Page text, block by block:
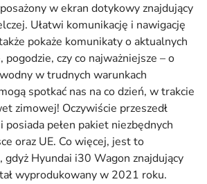
w ekran dotykowy znajdujący
Ułatwi komunikację i nawigację
pokaże komunikaty o aktualnych
pogodzie, czy co najważniejsze – o
w trudnych warunkach
spotkać nas na co dzień, w trakcie
zimowej! Oczywiście przeszedł
pełen pakiet niezbędnych
oraz UE. Co więcej, jest to
gdyż Hyundai i30 Wagon znajdujący
wyprodukowany w 2021 roku.